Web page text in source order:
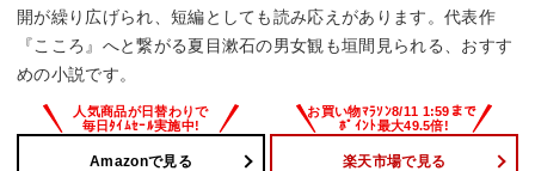
開が繰り広げられ、短編としても読み応えがあります。代表作
『こころ』へと繋がる夏目漱石の男女観も垣間見られる、おすす
めの小説です。
Amazonで見る 楽天市場で見る